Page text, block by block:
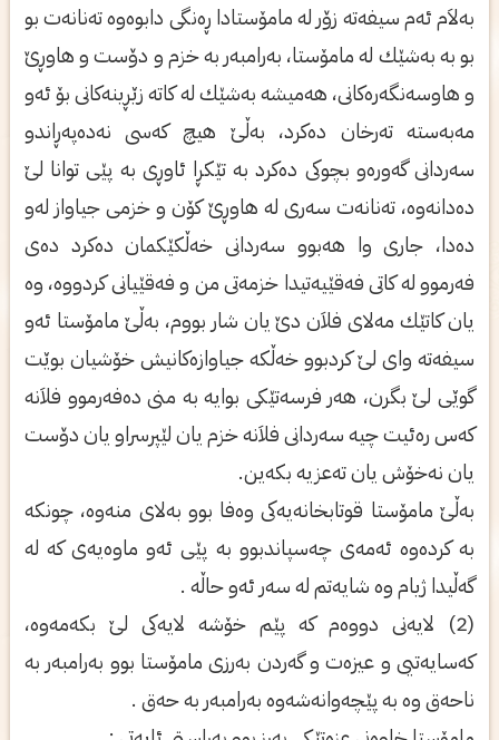
به‌لاَم ئه‌م سیفه‌ته‌ زۆر له‌ مامۆستادا ڕه‌نگی‌ دابوه‌وه‌ ته‌نانه‌ت بو
بو به‌ به‌شێك له‌ مامۆستا، به‌رامبه‌ر به‌ خزم و دۆست و هاوڕێ
و هاوسه‌نگه‌ره‌كانی‌، هه‌میشه‌ به‌شێك له‌ كاته‌ زێڕینه‌كانی‌ بۆ ئه‌و
مه‌به‌سته‌ ته‌رخان ده‌كرد، به‌ڵێ هیچ كه‌سی‌ نه‌ده‌په‌ڕاندو
سه‌ردانی‌ گه‌وره‌و بچوكی‌ ده‌كرد به‌ تێكڕا ئاوڕی‌ به‌ پێی‌ توانا لێ
ده‌دانه‌وه‌، ته‌نانه‌ت سه‌ری‌ له‌ هاوڕێ كۆن و خزمی‌ جیاواز له‌و
ده‌دا، جاری‌ وا هه‌بوو سه‌ردانی‌ خه‌ڵكێكمان ده‌كرد ده‌ی‌
فه‌رموو له‌ كاتی‌ فه‌قێیه‌تیدا خزمه‌تی‌ من و فه‌قێیانی‌ كردووه‌، وه‌
یان كاتێك مه‌لای‌ فلاَن دێ یان شار بووم، به‌ڵێ‌ مامۆستا ئه‌و
سیفه‌ته‌ وای‌ لێ كردبوو خه‌ڵكه‌ جیاوازه‌كانیش خۆشیان بوێت
گوێی‌ لێ بگرن، هه‌ر فرسه‌تێكی‌ بوایه‌ به‌ منی‌ ده‌فه‌رموو فلاَنه‌
كه‌س ره‌ئیت چیه‌ سه‌ردانی‌ فلاَنه‌ خزم یان لێپرسراو یان دۆست
یان نه‌خۆش یان ته‌عزیه‌ بكه‌ین.
به‌ڵێ مامۆستا قوتابخانه‌یه‌كی‌ وه‌فا بوو به‌لای‌ منه‌وه‌، چونكه‌
به‌ كرده‌وه‌ ئه‌مه‌ی‌ چه‌سپاندبوو به‌ پێی‌ ئه‌و ماوه‌یه‌ی‌ كه‌ له‌
گه‌ڵیدا ژیام وه‌ شایه‌تم له‌ سه‌ر ئه‌و حاڵه‌ .
(2) لایه‌نی‌ دووه‌م كه‌ پێم خۆشه‌ لایه‌كی‌ لێ بكه‌مه‌وه‌،
كه‌سایه‌تیی‌ و عیزه‌ت و گه‌ردن به‌رزی‌ مامۆستا بوو به‌رامبه‌ر به‌
ناحه‌ق وه‌ به‌ پێچه‌وانه‌شه‌وه‌ به‌رامبه‌ر به‌ حه‌ق .